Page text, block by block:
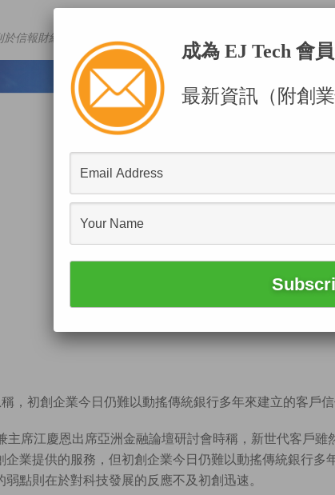
於信報財經新聞
，初創企業今日仍難以動搖傳統銀行多年來建立的客戶
主席江慶恩出席亞洲金融論壇研討會時稱，新世代客戶雖
企業提供的服務，但初創企業今日仍難以動搖傳統銀行多
弱點則在於對科技發展的反應不及初創迅速。
成為 EJ Tech 會員
最新資訊（附創